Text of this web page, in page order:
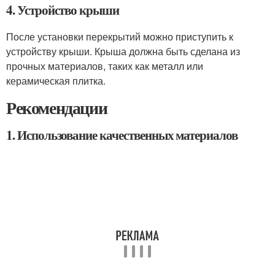
4. Устройство крыши
После установки перекрытий можно приступить к
устройству крыши. Крыша должна быть сделана из
прочных материалов, таких как металл или
керамическая плитка.
Рекомендации
1. Использование качественных материалов